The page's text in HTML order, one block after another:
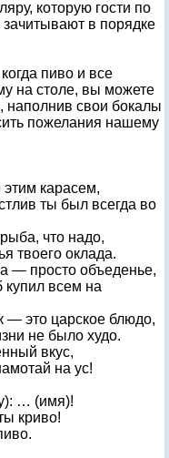
которую гости по
в порядке
пиво и все
на столе, вы можете
наполнив свои бокалы
пожелания нашему
карасем,
ты был всегда во
что надо,
твоего оклада.
— просто объеденье,
всем на
— это царское блюдо,
не было худо.
вкус,
на ус!
… (имя)!
криво!